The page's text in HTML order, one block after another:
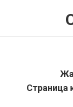
Страница